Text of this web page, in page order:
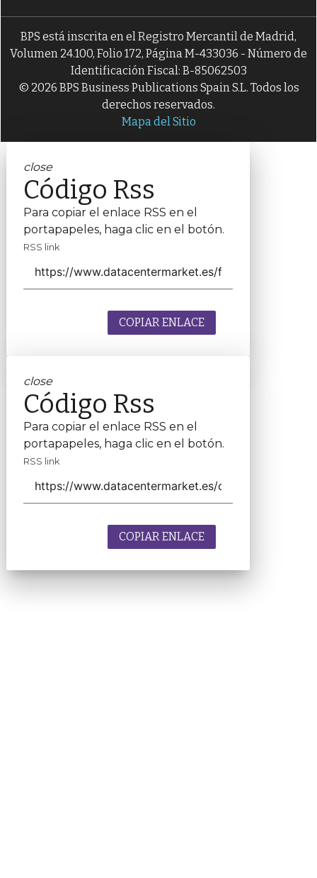
BPS está inscrita en el Registro Mercantil de Madrid,
Volumen 24.100, Folio 172, Página M-433036 - Número de
Identificación Fiscal: B-85062503
© 2026 BPS Business Publications Spain S.L. Todos los
derechos reservados.
Mapa del Sitio
close
Código Rss
Para copiar el enlace RSS en el
portapapeles, haga clic en el botón.
RSS link
COPIAR ENLACE
close
Código Rss
Para copiar el enlace RSS en el
portapapeles, haga clic en el botón.
RSS link
COPIAR ENLACE